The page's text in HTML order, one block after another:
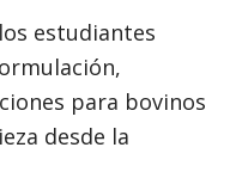
estudiantes
para bovinos
desde la